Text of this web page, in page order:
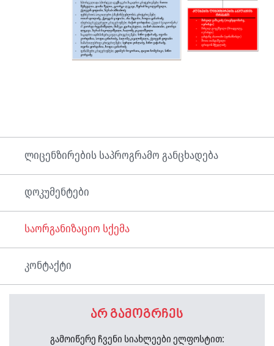
ლიცენზირების საპროგრამო განცხადება
დოკუმენტები
საორგანიზაციო სქემა
კონტაქტი
არ გამოგრჩეს
გამოიწერე ჩვენი სიახლეები ელფოსტით: